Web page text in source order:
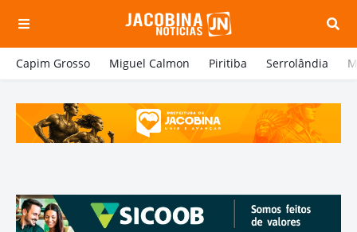
Capim Grosso Miguel Calmon Piritiba Serrolândia